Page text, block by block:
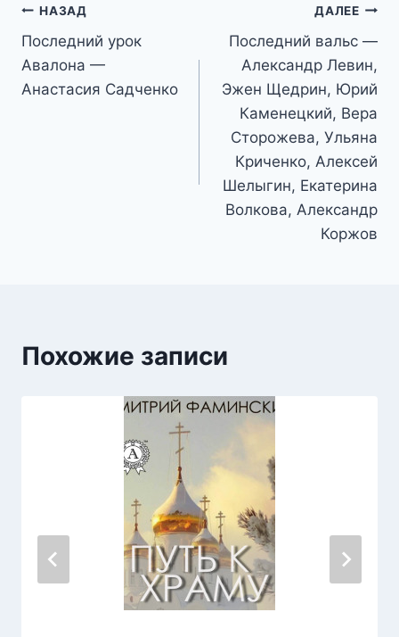
Навигация
по
записям
НАЗАД
Последний урок
Авалона —
Анастасия Садченко
ДАЛЕЕ
Последний вальс —
Александр Левин,
Эжен Щедрин, Юрий
Каменецкий, Вера
Сторожева, Ульяна
Криченко, Алексей
Шелыгин, Екатерина
Волкова, Александр
Коржов
Похожие записи